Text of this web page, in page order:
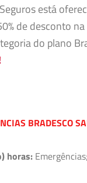
está
de desconto
do plano
BRADESCO
horas: